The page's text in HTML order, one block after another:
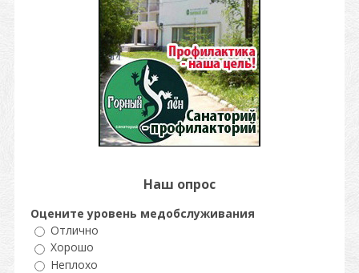
Наш опрос
Оцените уровень медобслуживания
Отлично
Хорошо
Неплохо